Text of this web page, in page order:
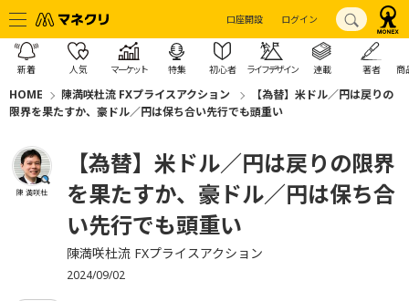
口座開設 ログイン
新着 人気 マーケット 特集 初心者 ライフデザイン 連載 著者 商
HOME 陳満咲杜流 FXプライスアクション
【為替】米ドル／円は戻りの
限界を果たすか、豪ドル／円は保ち合い先行でも頭重い
陳 満咲杜
【為替】米ドル／円は戻りの限界
を果たすか、豪ドル／円は保ち合
い先行でも頭重い
陳満咲杜流 FXプライスアクション
2024/09/02